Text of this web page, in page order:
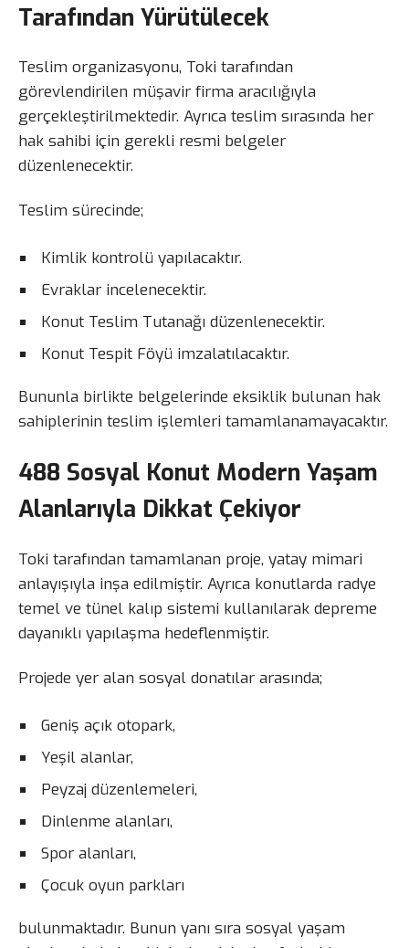
Tarafından Yürütülecek
Teslim organizasyonu, Toki tarafından
görevlendirilen müşavir firma aracılığıyla
gerçekleştirilmektedir. Ayrıca teslim sırasında her
hak sahibi için gerekli resmi belgeler
düzenlenecektir.
Teslim sürecinde;
Kimlik kontrolü yapılacaktır.
Evraklar incelenecektir.
Konut Teslim Tutanağı düzenlenecektir.
Konut Tespit Föyü imzalatılacaktır.
Bununla birlikte belgelerinde eksiklik bulunan hak
sahiplerinin teslim işlemleri tamamlanamayacaktır.
488 Sosyal Konut Modern Yaşam
Alanlarıyla Dikkat Çekiyor
Toki tarafından tamamlanan proje, yatay mimari
anlayışıyla inşa edilmiştir. Ayrıca konutlarda radye
temel ve tünel kalıp sistemi kullanılarak depreme
dayanıklı yapılaşma hedeflenmiştir.
Projede yer alan sosyal donatılar arasında;
Geniş açık otopark,
Yeşil alanlar,
Peyzaj düzenlemeleri,
Dinlenme alanları,
Spor alanları,
Çocuk oyun parkları
bulunmaktadır. Bunun yanı sıra sosyal yaşam